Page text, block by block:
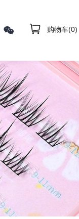
购物车(0)